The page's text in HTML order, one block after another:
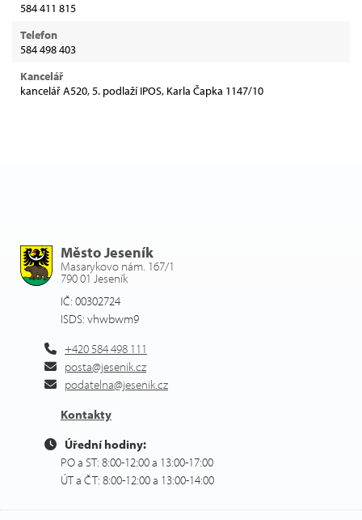
584 411 815
Telefon
584 498 403
Kancelář
kancelář A520, 5. podlaží IPOS, Karla Čapka 1147/10
Město Jeseník
Masarykovo nám. 167/1
790 01 Jeseník
IČ: 00302724
ISDS: vhwbwm9
+420 584 498 111
posta@jesenik.cz
podatelna@jesenik.cz
Kontakty
Úřední hodiny:
PO a ST: 8:00-12:00 a 13:00-17:00
ÚT a ČT: 8:00-12:00 a 13:00-14:00